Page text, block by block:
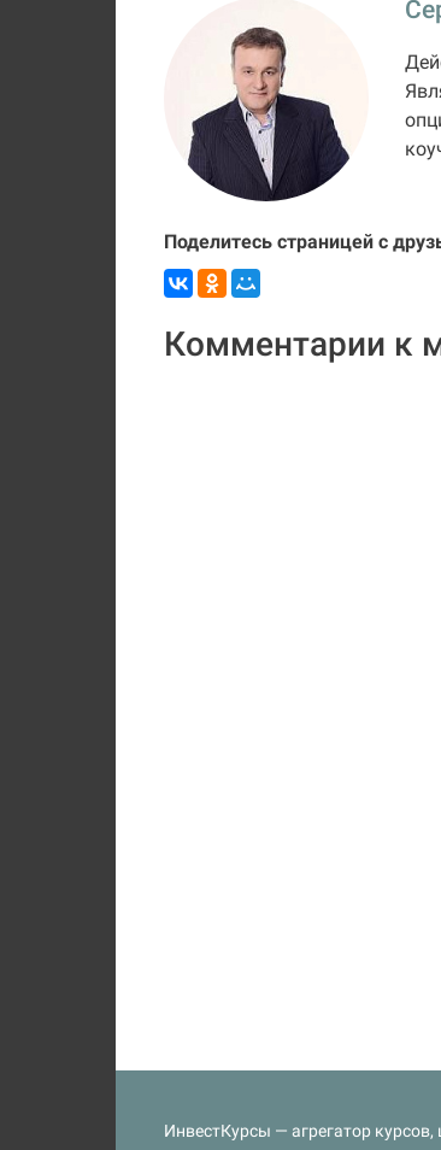
Поделитесь страницей с
Комментарии к
ИнвестКурсы — агрегатор